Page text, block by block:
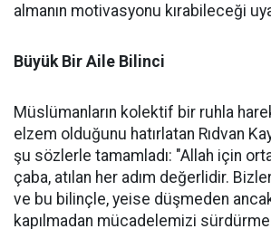
almanın motivasyonu kırabileceği
Büyük Bir Aile Bilinci
Müslümanların kolektif bir ruhla
elzem olduğunu hatırlatan Rıdvan
şu sözlerle tamamladı: "Allah için
çaba, atılan her adım değerlidir.
ve bu bilinçle, yeise düşmeden
kapılmadan mücadelemizi